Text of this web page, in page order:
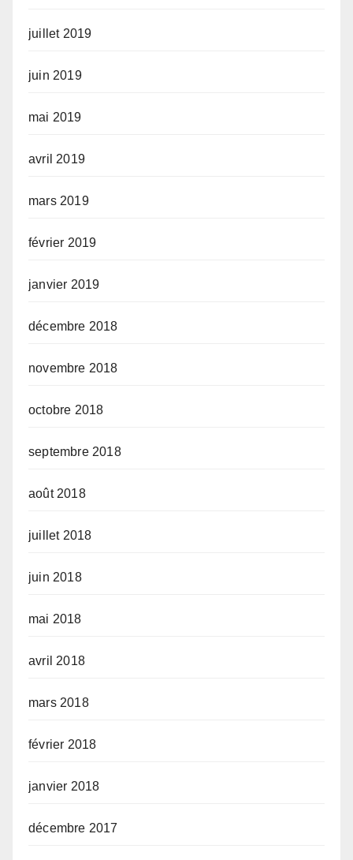
juillet 2019
juin 2019
mai 2019
avril 2019
mars 2019
février 2019
janvier 2019
décembre 2018
novembre 2018
octobre 2018
septembre 2018
août 2018
juillet 2018
juin 2018
mai 2018
avril 2018
mars 2018
février 2018
janvier 2018
décembre 2017